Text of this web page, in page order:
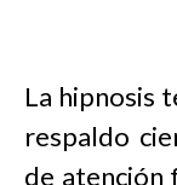
La hipnosis
respaldo
de atención